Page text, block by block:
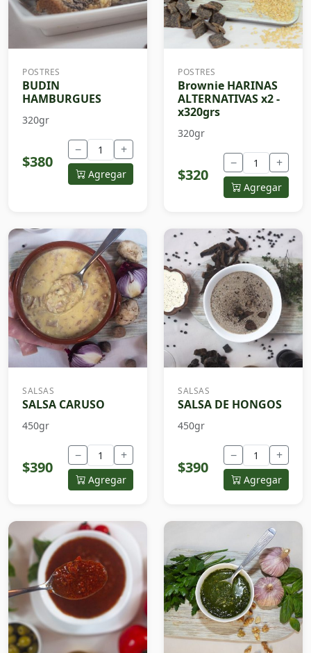
POSTRES
BUDIN
HAMBURGUES
320gr
$380
− +
Agregar
POSTRES
Brownie HARINAS
ALTERNATIVAS x2 -
x320grs
320gr
$320
− +
Agregar
SALSAS
SALSA CARUSO
450gr
$390
− +
Agregar
SALSAS
SALSA DE HONGOS
450gr
$390
− +
Agregar